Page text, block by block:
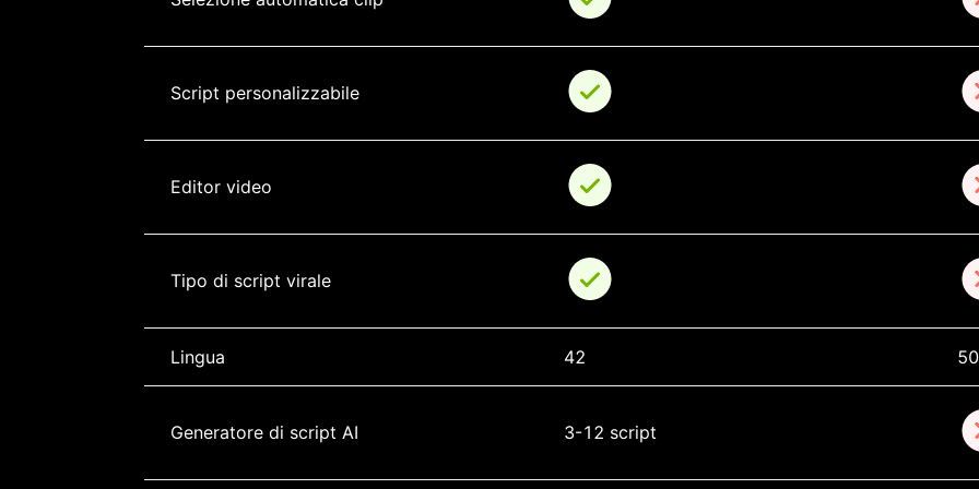
Script personalizzabile
Editor video
Tipo di script virale
Lingua 42
Generatore di script AI 3-12 script